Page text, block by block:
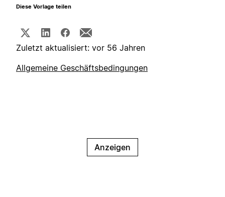
Diese Vorlage teilen
Zuletzt aktualisiert: vor 56 Jahren
Allgemeine Geschäftsbedingungen
Anzeigen